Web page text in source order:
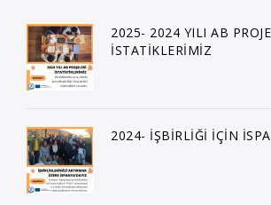
2025- 2024 YILI AB
İSTATİKLERİMİZ
2024- İŞBİRLİĞİ İÇİN